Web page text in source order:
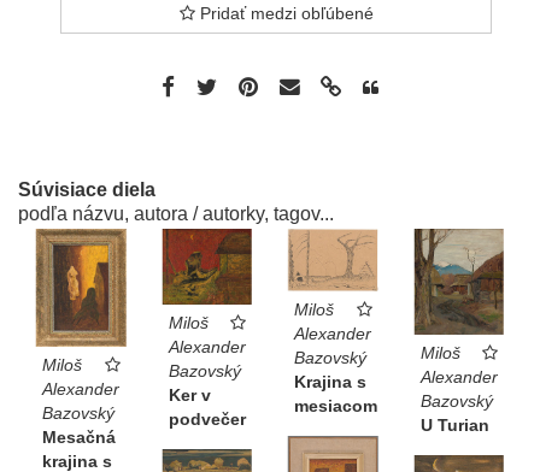
Pridať medzi obľúbené
Súvisiace diela
podľa názvu, autora / autorky, tagov...
Miloš
Alexander
Bazovský
Mesačná
krajina s
Miloš
Alexander
Bazovský
Ker v
podvečer
Miloš
Alexander
Bazovský
Krajina s
mesiacom
Miloš
Alexander
Bazovský
U Turian